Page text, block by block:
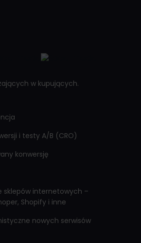
w kupujących.
i testy A/B (CRO)
konwersję
sklepów internetowych –
Shopify i inne
nowych serwisów